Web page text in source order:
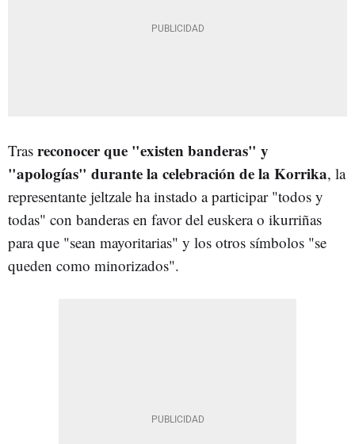
Tras reconocer que "existen banderas" y
"apologías" durante la celebración de la Korrika, la
representante jeltzale ha instado a participar "todos y
todas" con banderas en favor del euskera o ikurriñas
para que "sean mayoritarias" y los otros símbolos "se
queden como minorizados".